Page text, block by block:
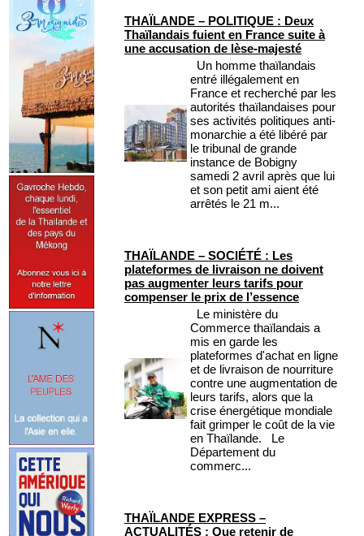
THAÏLANDE – POLITIQUE : Deux
Thaïlandais fuient en France suite à
une accusation de lèse-majesté
Un homme thaïlandais
entré illégalement en
France et recherché par les
autorités thaïlandaises pour
ses activités politiques anti-
monarchie a été libéré par
le tribunal de grande
instance de Bobigny
samedi 2 avril après que lui
et son petit ami aient été
arrêtés le 21 m...
THAÏLANDE – SOCIÉTÉ : Les
plateformes de livraison ne doivent
pas augmenter leurs tarifs pour
compenser le prix de l’essence
Le ministère du
Commerce thaïlandais a
mis en garde les
plateformes d'achat en ligne
et de livraison de nourriture
contre une augmentation de
leurs tarifs, alors que la
crise énergétique mondiale
fait grimper le coût de la vie
en Thaïlande. Le
Département du
commerc...
THAÏLANDE EXPRESS –
ACTUALITÉS : Que retenir de